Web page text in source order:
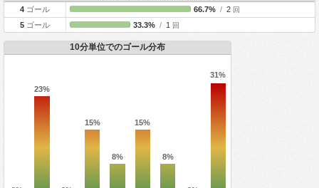
4 ゴール 66.7% /2 回
5 ゴール 33.3% /1 回
10分単位でのゴール分布
23%
15%
8%
15%
8%
31%